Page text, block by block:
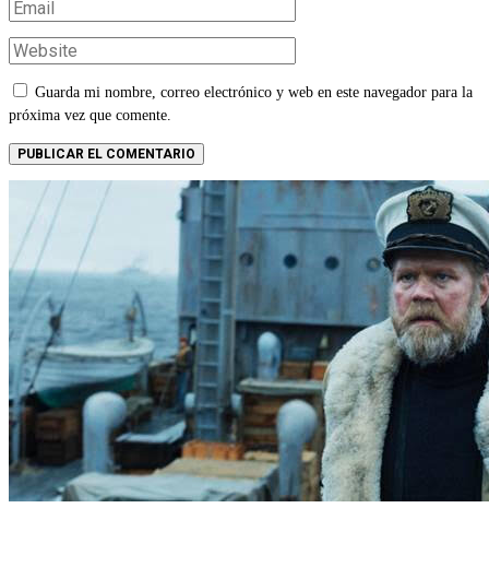
Guarda mi nombre, correo electrónico y web en este navegador para la
próxima vez que comente.